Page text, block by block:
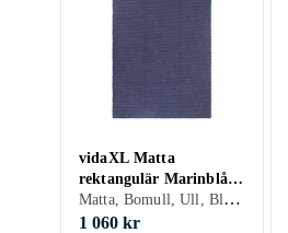
vidaXL Matta
rektangulär Marinblå
180x250 cm bomull
Matta, Bomull, Ull, Blå, Gul
1 060 kr